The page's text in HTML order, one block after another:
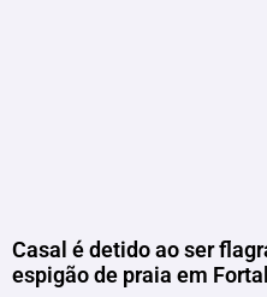
Casal é detido ao ser
espigão de praia em